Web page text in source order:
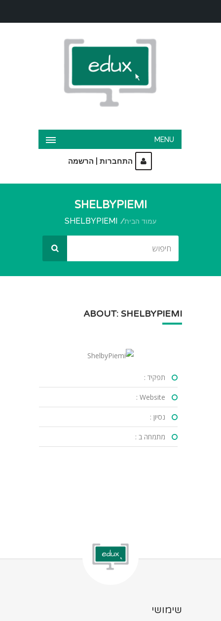
MENU
התחברות הרשמה
SHELBYPIEMI
עמוד הבית SHELBYPIEMI
ABOUT: SHELBYPIEMI
תפקיד :
Website :
נסיון :
מתמחה ב :
שימושי